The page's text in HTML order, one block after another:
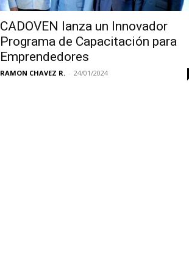
CADOVEN lanza un Innovador
Programa de Capacitación para
Emprendedores
RAMON CHAVEZ R. - 24/01/2024